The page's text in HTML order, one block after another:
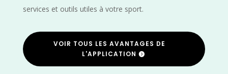
services et outils utiles à votre sport.
VOIR TOUS LES AVANTAGES DE
L'APPLICATION